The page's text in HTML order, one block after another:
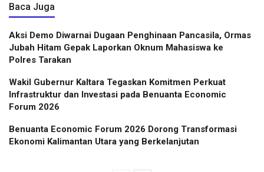
Baca Juga
Aksi Demo Diwarnai Dugaan Penghinaan Pancasila, Ormas
Jubah Hitam Gepak Laporkan Oknum Mahasiswa ke
Polres Tarakan
Wakil Gubernur Kaltara Tegaskan Komitmen Perkuat
Infrastruktur dan Investasi pada Benuanta Economic
Forum 2026
Benuanta Economic Forum 2026 Dorong Transformasi
Ekonomi Kalimantan Utara yang Berkelanjutan